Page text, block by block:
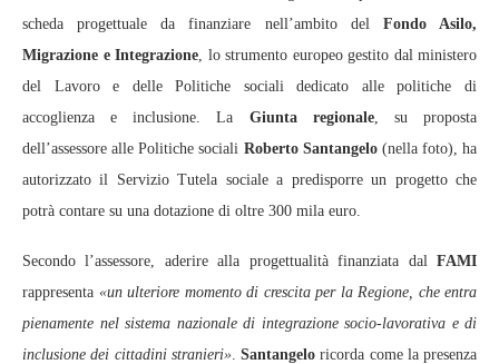
scheda progettuale da finanziare nell’ambito del Fondo Asilo,
Migrazione e Integrazione , lo strumento europeo gestito dal ministero
del Lavoro e delle Politiche sociali dedicato alle politiche di
accoglienza e inclusione. La Giunta regionale, su proposta
dell’assessore alle Politiche sociali Roberto Santangelo(nella foto), ha
autorizzato il Servizio Tutela sociale a predisporre un progetto che
potrà contare su una dotazione di oltre 300 mila euro.
Secondo l’assessore, aderire alla progettualità finanziata dal FAMI
rappresenta «un ulteriore momento di crescita per la Regione, che entra
pienamente nel sistema nazionale di integrazione socio‑lavorativa e di
inclusione dei cittadini stranieri». Santangelo ricorda come la presenza